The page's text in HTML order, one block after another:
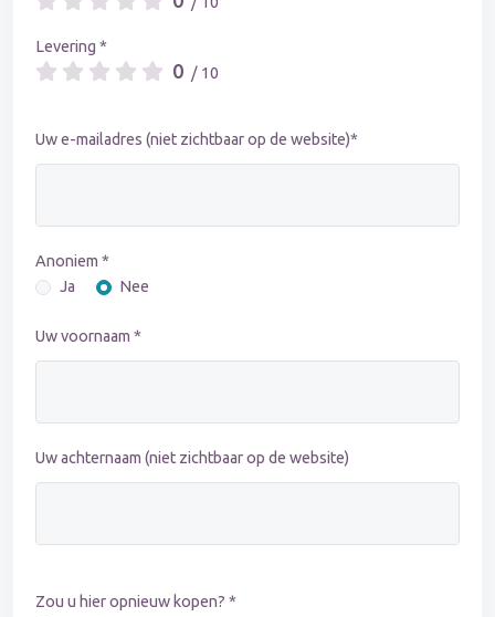
Levering *
0 / 10
Uw e-mailadres (niet zichtbaar op de website)*
Anoniem *
Ja
Nee
Uw voornaam *
Uw achternaam (niet zichtbaar op de website)
Zou u hier opnieuw kopen? *